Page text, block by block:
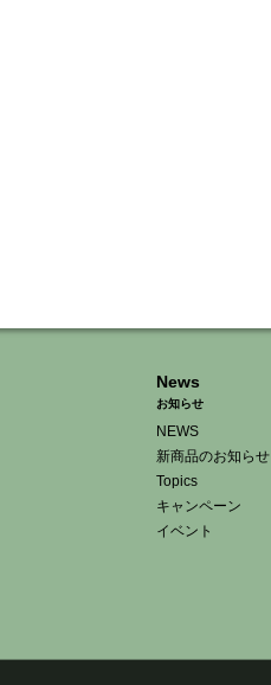
News
お知らせ
NEWS
新商品のお知らせ
Topics
キャンペーン
イベント